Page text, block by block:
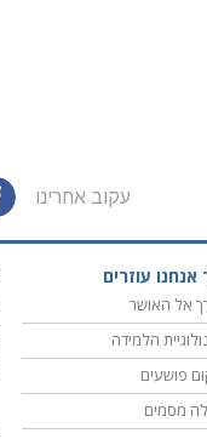
עקוב אחרינו
אנחנו עוזרים
אל האושר
הלמידה
פושעים
מסמים